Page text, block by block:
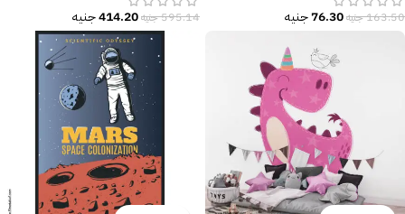
163.50جنيه76.30جنيه 595.14جنيه414.20جنيه